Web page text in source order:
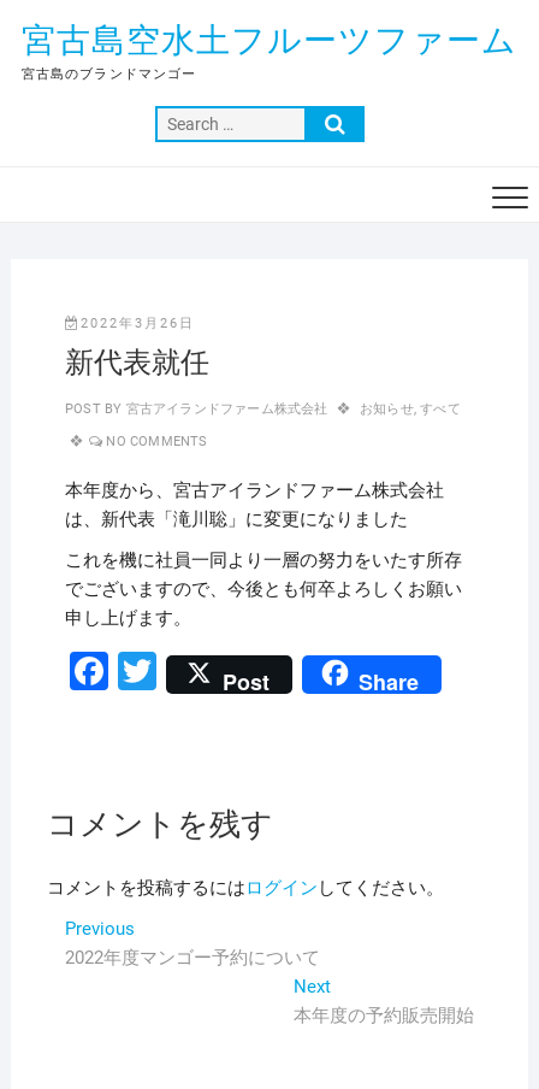
content
宮古島空水土フルーツファーム
宮古島のブランドマンゴー
Search
…
2022年3月26日
新代表就任
POST BY 宮古アイランドファーム株式会社 お知らせ,すべて
NO COMMENTS
本年度から、宮古アイランドファーム株式会社
は、新代表「滝川聡」に変更になりました
これを機に社員一同より一層の努力をいたす所存
でございますので、今後とも何卒よろしくお願い
申し上げます。
F
b
o
k
T
wi
Post Share
コメントを残す
コメントを投稿するにはログイン してください。
投
稿
PreviousPrevious
post:
2022年度マンゴー予約について
NextNext
post:
本年度の予約販売開始